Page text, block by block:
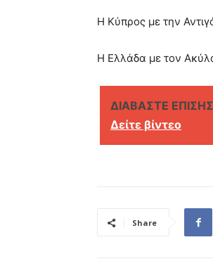
Η Κύπρος με την
Η Ελλάδα με τον
ΔΙΑΒΑΣΤΕ ΕΠΙΣΗΣ
Δείτε βίντεο
Share